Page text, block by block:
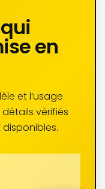
en
et l’usage
vérifiés